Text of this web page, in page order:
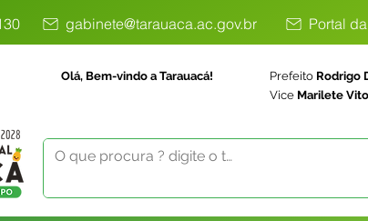
gabinete@tarauaca.ac.gov.br Portal
Olá, Bem-vindo a Tarauacá! Prefeito Rodrigo
Vice Marilete